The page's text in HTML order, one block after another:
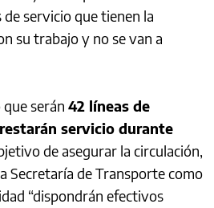
servicio que tienen la
su trabajo y no se van a
que serán 42 líneas de
servicio durante
de asegurar la circulación,
Secretaría de Transporte como
“dispondrán efectivos